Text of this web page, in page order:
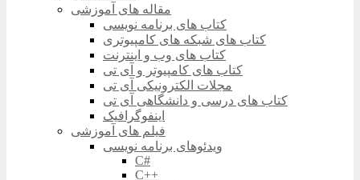
مقاله های آموزشی
کتاب های برنامه نویسی
کتاب های شبکه های کامپیوتری
کتاب های وب و اینترنت
کتاب های کامپیوتر و آی تی
مجلات الکترونیکی آی تی
کتاب های درسی و دانشگاهی آی تی
اینفوگرافیک
فیلم های آموزشی
ویدئوهای برنامه نویسی
C#
C++